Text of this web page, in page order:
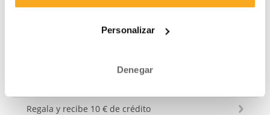
Personalizar
Denegar
Regala y recibe 10 € de crédito